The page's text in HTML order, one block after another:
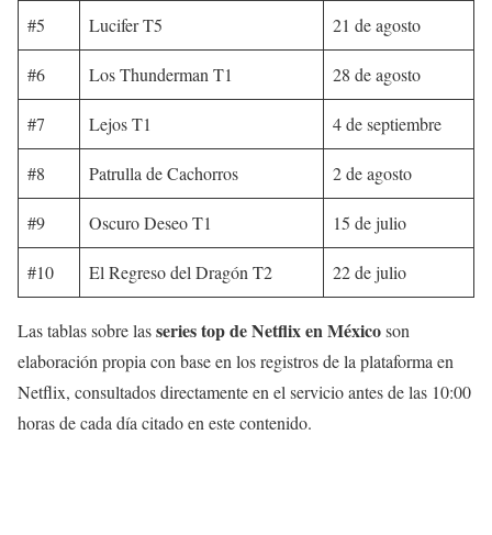
#5 Lucifer T5 21 de agosto
#6 Los Thunderman T1 28 de agosto
#7 Lejos T1 4 de septiembre
#8 Patrulla de Cachorros 2 de agosto
#9 Oscuro Deseo T1 15 de julio
#10 El Regreso del Dragón T2 22 de julio
Las tablas sobre lasseries top de Netflix en Méxicoson
elaboración propia con base en los registros de la plataforma en
Netflix, consultados directamente en el servicio antes de las 10:00
horas de cada día citado en este contenido.